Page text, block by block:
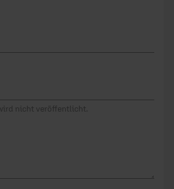
nicht veröffentlicht.